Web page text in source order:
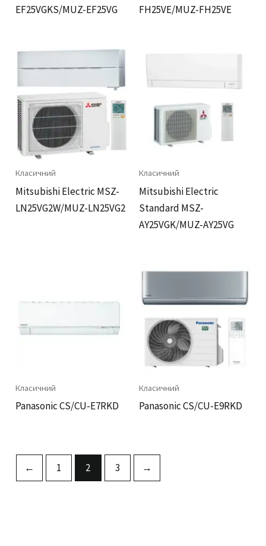
EF25VGKS/MUZ-EF25VG
FH25VE/MUZ-FH25VE
Класичний
Mitsubishi Electric MSZ-
LN25VG2W/MUZ-LN25VG2
Класичний
Mitsubishi Electric
Standard MSZ-
AY25VGK/MUZ-AY25VG
Класичний
Panasonic CS/CU-E7RKD
Класичний
Panasonic CS/CU-E9RKD
← 1 2 3 →